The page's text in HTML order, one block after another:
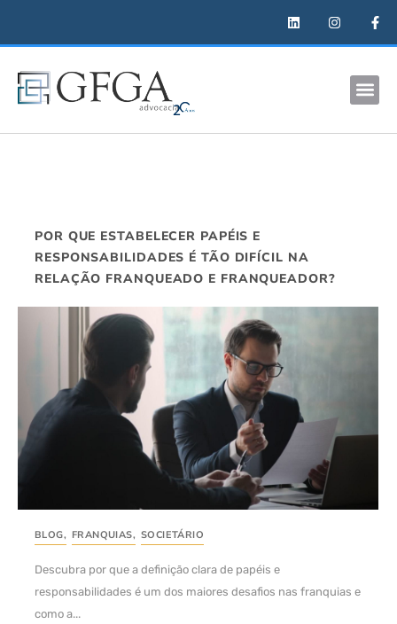
POR QUE ESTABELECER PAPÉIS E
RESPONSABILIDADES É TÃO DIFÍCIL NA
RELAÇÃO FRANQUEADO E FRANQUEADOR?
BLOG, FRANQUIAS, SOCIETÁRIO
Descubra por que a definição clara de papéis e
responsabilidades é um dos maiores desafios nas franquias e
como a...